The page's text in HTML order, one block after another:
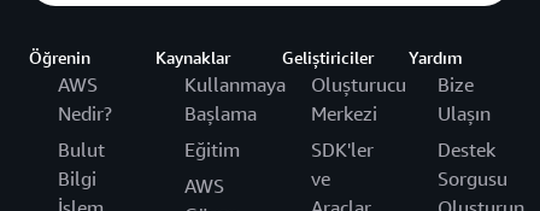
Öğrenin
AWS
Nedir?
Bulut
Bilgi
Kaynaklar
Kullanmaya
Başlama
Eğitim
AWS
Geliştiriciler
Oluşturucu
Merkezi
SDK'ler
ve
Yardım
Bize
Ulaşın
Destek
Sorgusu